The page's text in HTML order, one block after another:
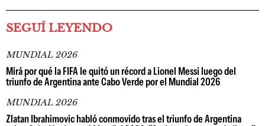
SEGUÍ LEYENDO
MUNDIAL 2026
Mirá por qué la FIFA le quitó un récord a Lionel Messi luego del
triunfo de Argentina ante Cabo Verde por el Mundial 2026
MUNDIAL 2026
Zlatan Ibrahimovic habló conmovido tras el triunfo de Argentina